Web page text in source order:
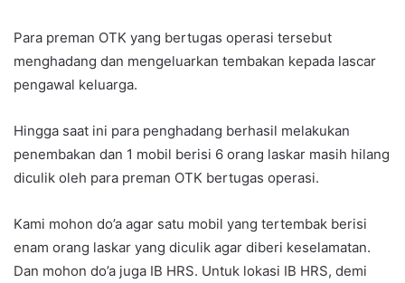
Para preman OTK yang bertugas operasi tersebut
menghadang dan mengeluarkan tembakan kepada lascar
pengawal keluarga.
Hingga saat ini para penghadang berhasil melakukan
penembakan dan 1 mobil berisi 6 orang laskar masih hilang
diculik oleh para preman OTK bertugas operasi.
Kami mohon do’a agar satu mobil yang tertembak berisi
enam orang laskar yang diculik agar diberi keselamatan.
Dan mohon do’a juga IB HRS. Untuk lokasi IB HRS, demi